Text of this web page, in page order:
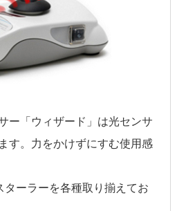
ー「ウィザード」は光センサ
す。力をかけずにすむ使用感
ターラーを各種取り揃えてお